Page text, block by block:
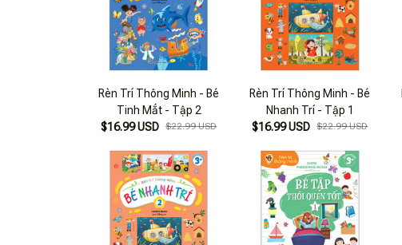
Rèn Trí Thông Minh - Bé
Tinh Mắt - Tập 2
$16.99 USD $22.99 USD
Rèn Trí Thông Minh - Bé
Nhanh Trí - Tập 1
$16.99 USD
$22.99 USD